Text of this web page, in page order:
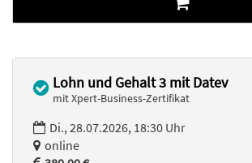
Lohn und Gehalt 3 mit Datev
mit Xpert-Business-Zertifikat
Di., 28.07.2026, 18:30 Uhr
online